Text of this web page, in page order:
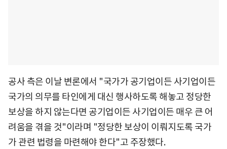
공사 측은 이날 변론에서 "국가가 공기업이든 사기업이든
국가의 의무를 타인에게 대신 행사하도록 해놓고 정당한
보상을 하지 않는다면 공기업이든 사기업이든 매우 큰 어
려움을 겪을 것"이라며 "정당한 보상이 이뤄지도록 국가
가 관련 법령을 마련해야 한다"고 주장했다.